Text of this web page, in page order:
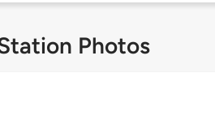
Photos